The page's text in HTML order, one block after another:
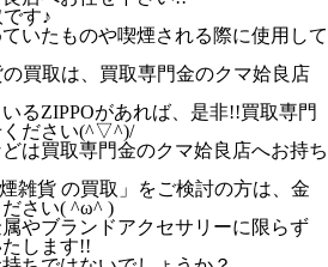
す♪
いたものや喫煙される際に使用して
買取は、買取専門金のクマ姶良店
るZIPPOがあれば、是非!!買取専門
ください(^▽^)/
は買取専門金のクマ姶良店へお持ち
雑貨 の買取」をご検討の方は、金
さい( ^ω^ )
やブランドアクセサリーに限らず
します!!